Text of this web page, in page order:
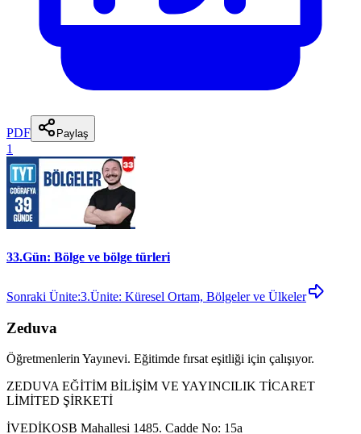
PDF Paylaş
1
33.Gün: Bölge ve bölge türleri
Sonraki Ünite:3.Ünite: Küresel Ortam, Bölgeler ve Ülkeler
Zeduva
Öğretmenlerin Yayınevi. Eğitimde fırsat eşitliği için çalışıyor.
ZEDUVA EĞİTİM BİLİŞİM VE YAYINCILIK TİCARET
LİMİTED ŞİRKETİ
İVEDİKOSB Mahallesi 1485. Cadde No: 15a